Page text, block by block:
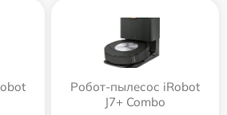
Робот-пылесос iRobot
J7+ Combo